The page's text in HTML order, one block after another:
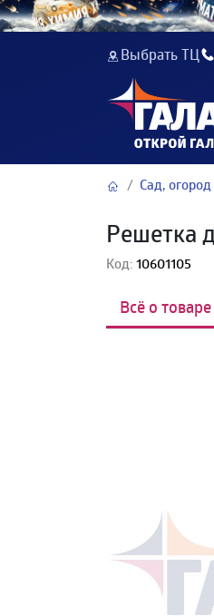
Выбрать ТЦ
Сад, огород
Решетка
Код:10601105
Всё о товаре